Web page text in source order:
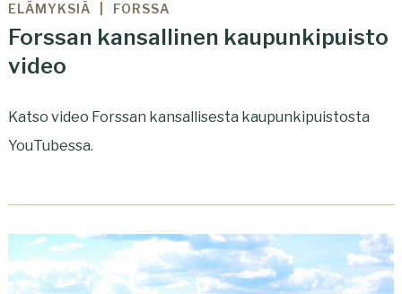
ELÄMYKSIÄ FORSSA
Forssan kansallinen kaupunkipuisto
video
Katso video Forssan kansallisesta kaupunkipuistosta
YouTubessa.